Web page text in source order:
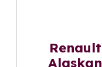
Renault
Alaskan